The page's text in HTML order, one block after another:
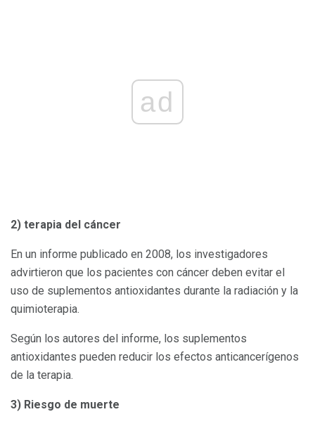
ad
2) terapia del cáncer
En un informe publicado en 2008, los investigadores
advirtieron que los pacientes con cáncer deben evitar el
uso de suplementos antioxidantes durante la radiación y la
quimioterapia.
Según los autores del informe, los suplementos
antioxidantes pueden reducir los efectos anticancerígenos
de la terapia.
3) Riesgo de muerte